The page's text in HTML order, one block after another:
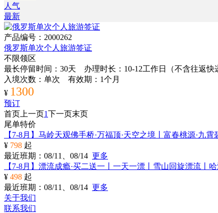
人气
最新
产品编号：2000262
俄罗斯单次个人旅游签证
不限领区
最长停留时间：30天 办理时长：10-12工作日（不含往返
入境次数：单次 有效期：1个月
¥ 1300
预订
首页 上一页1下一页末页
尾单特价
【7-8月】马岭天观佛手桥·万福顶·天空之境丨富春桃源·九
¥ 798 起
最近班期：08/11、08/14 更多
【7-8月】漂流成瘾·买二送一丨一天一漂丨雪山回旋漂流
¥ 498 起
最近班期：08/11、08/14 更多
关于我们
联系我们